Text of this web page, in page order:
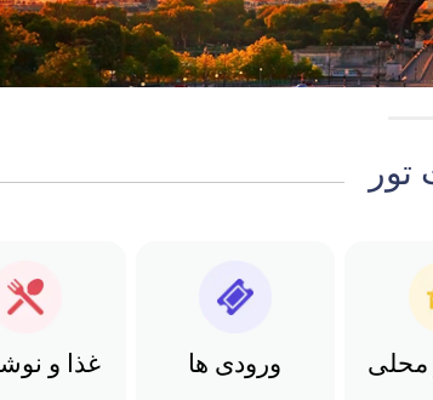
محلی ورودی ها غذا و